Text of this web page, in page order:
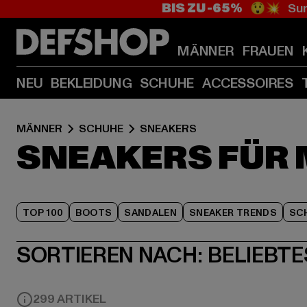
BIS ZU -65% 😲💥
MÄNNER FRAUEN
NEU BEKLEIDUNG SCHUHE ACCESSOIRES
MÄNNER SCHUHE SNEAKERS
SNEAKERS FÜR
TOP 100 BOOTS SANDALEN SNEAKER TRENDS
SORTIEREN NACH:
299 ARTIKEL